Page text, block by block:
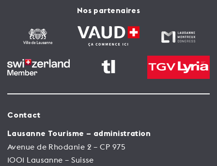
Nos partenaires
Contact
Lausanne Tourisme – administration
Avenue de Rhodanie 2 – CP 975
1001 Lausanne – Suisse